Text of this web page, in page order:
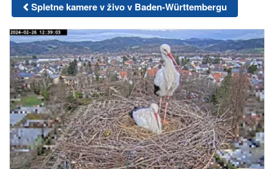
Spletne kamere v živo v Baden-Württembergu